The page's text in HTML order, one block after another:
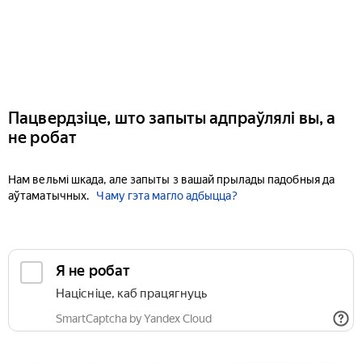
Пацвердзіце, што запыты адпраўлялі вы, а
не робат
Нам вельмі шкада, але запыты з вашай прылады падобныя да
аўтаматычных.
Чаму гэта магло адбыцца?
Я не робат
Націсніце, каб працягнуць
SmartCaptcha by Yandex Cloud